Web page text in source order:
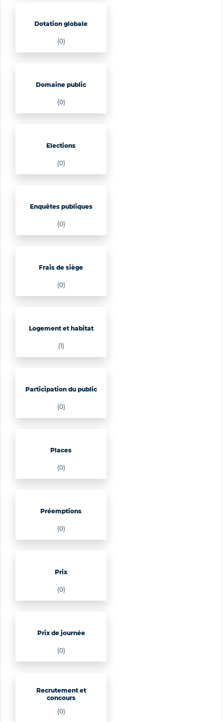
Dotation globale
(0)
Domaine public
(0)
Elections
(0)
Enquêtes publiques
(0)
Frais de siège
(0)
Logement et habitat
(1)
Participation du public
(0)
Places
(0)
Préemptions
(0)
Prix
(0)
Prix de journée
(0)
Recrutement et
concours
(0)